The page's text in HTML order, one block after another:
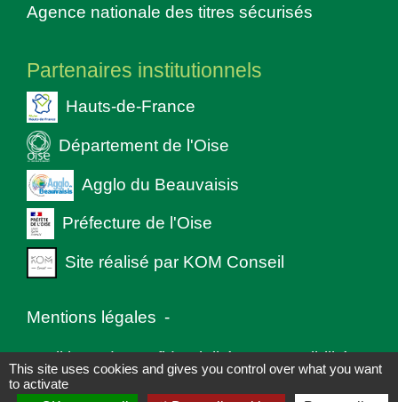
Agence nationale des titres sécurisés
Partenaires institutionnels
Hauts-de-France
Département de l'Oise
Agglo du Beauvaisis
Préfecture de l'Oise
Site réalisé par KOM Conseil
Mentions légales -
Politique de confidentialité - Accessibilité -
This site uses cookies and gives you control over what you want
to activate